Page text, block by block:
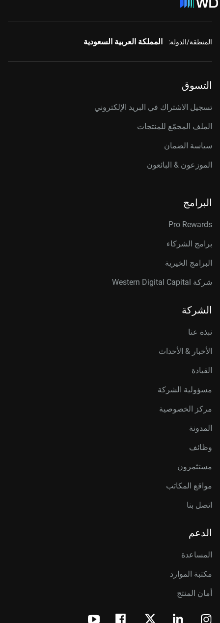
المنطقة/الدولة: المملكة العربية السعودية
التسوق
تسجيل الاشتراك في البريد الإلكتروني
الملف المجمّع للمنتجات
سياسة الضمان
الموزعون & البائعون
البرامج
Pro Rewards
برامج الشركاء
البرامج الخيرية
شركة Western Digital Capital
الشركة
نبذة عنا
الأخبار & الأحداث
القيادة
مسؤولية الشركة
مركز الخصوصية
المدونة
وظائف
مستثمرون
مواقع المكاتب
اتصل بنا
الدعم
المساعدة
مكتبة الموارد
أمان المنتج